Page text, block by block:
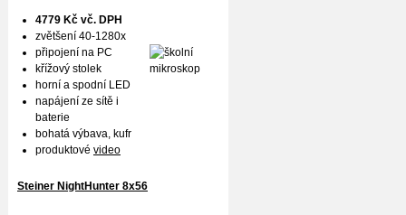
4779 Kč vč. DPH
zvětšení 40-1280x
připojení na PC
křížový stolek
horní a spodní LED
napájení ze sítě i
baterie
bohatá výbava, kufr
produktové video
Steiner NightHunter 8x56